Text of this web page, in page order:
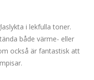
i lekfulla toner.
både värme- eller
också är fantastisk att